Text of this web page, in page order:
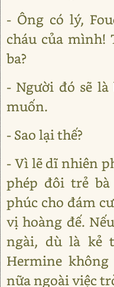
- Ông có lý,
cháu của mình!
ba?
- Người đó sẽ
muốn.
- Sao lại thế?
- Vì lẽ dĩ nhiên
phép đôi trẻ
phúc cho đám
vị hoàng đế.
ngài, dù là kẻ
Hermine
nữa ngoài việc